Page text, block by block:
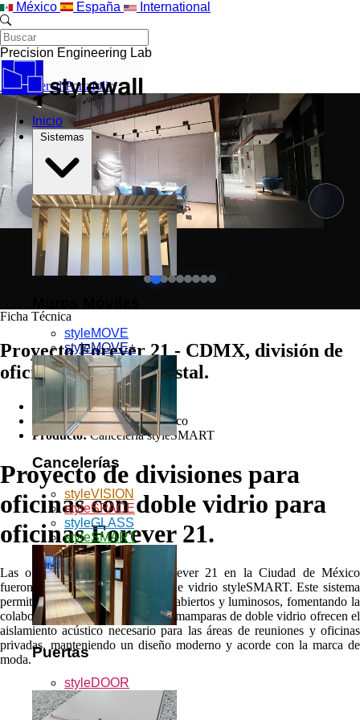
Saltar al contenido principal
México España International
Precision Engineering Lab
Inicio
styleMOVE
styleMOVE+
Cancelerías
styleVISION
styleSPACE
styleGLASS
styleSMART
Puertas
styleDOOR
←Volver al Portafolio
Ficha Técnica
Proyecto Forever 21 - CDMX, división de
oficinas con doble cristal.
Cliente: Forever 21
Ubicación: Ciudad de México
Producto: Cancelería styleSMART
Proyecto de divisiones para
oficinas con doble vidrio para
oficinas Forever 21.
Las oficinas corporativas de Forever 21 en la Ciudad de México
fueron equipadas con divisiones de vidrio styleSMART. Este sistema
permitió crear espacios de trabajo abiertos y luminosos, fomentando la
colaboración y la creatividad. Las mamparas de doble vidrio ofrecen el
aislamiento acústico necesario para las áreas de reuniones y oficinas
privadas, manteniendo un diseño moderno y acorde con la marca de
moda.